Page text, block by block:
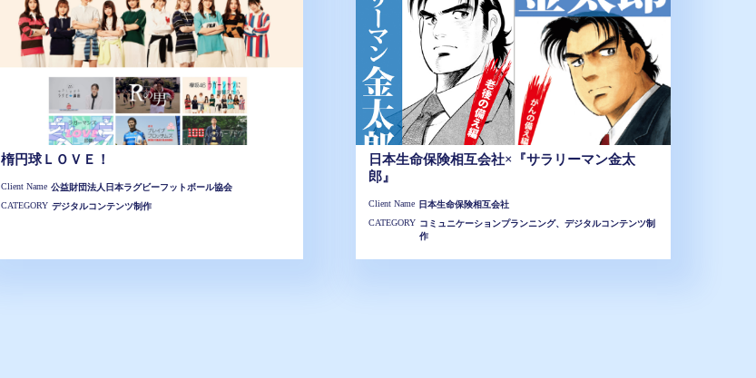
楕円球ＬＯＶＥ！
Client Name 公益財団法人日本ラグビーフットボール協会
CATEGORY デジタルコンテンツ制作
日本生命保険相互会社×『サラリーマン金太
郎』
Client Name 日本生命保険相互会社
CATEGORY コミュニケーションプランニング、デジタルコンテンツ制
作